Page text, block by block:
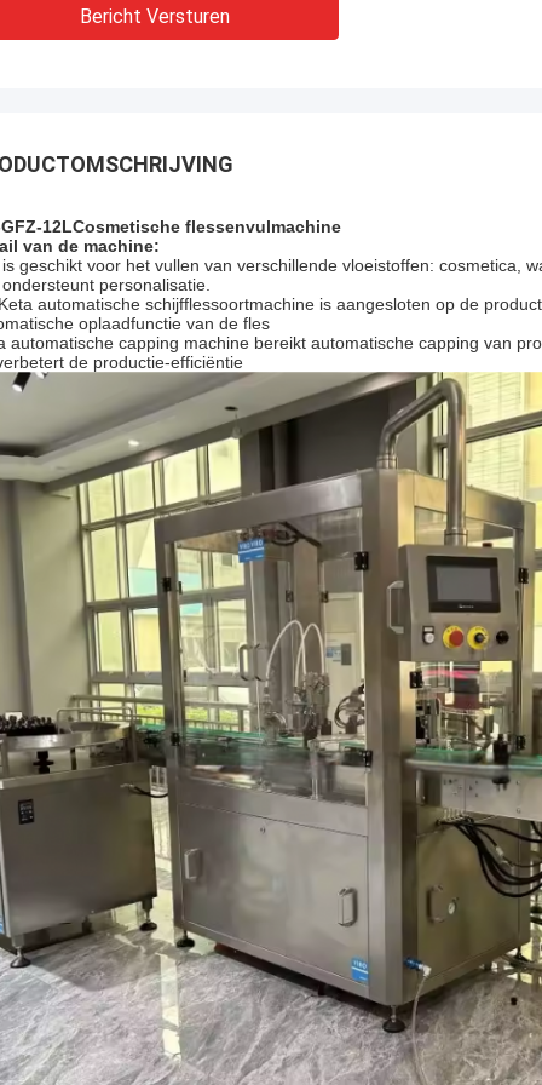
snel vragen en begeleiden
Bericht Versturen
12LCosmetische flessenvulmachine
van de machine:
geschikt voor het vullen van verschillende vloeistoffen: cosmetica,
personalisatie.
automatische schijfflessoortmachine is aangesloten op de
oplaadfunctie van de fles
automatische capping machine bereikt automatische capping van
de productie-efficiëntie